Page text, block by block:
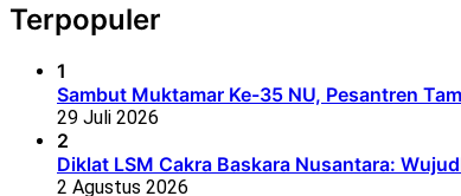
Terpopuler
1
Sambut Muktamar Ke-35 NU, Pesantren
29 Juli 2026
2
Diklat LSM Cakra Baskara Nusantara:
2 Agustus 2026